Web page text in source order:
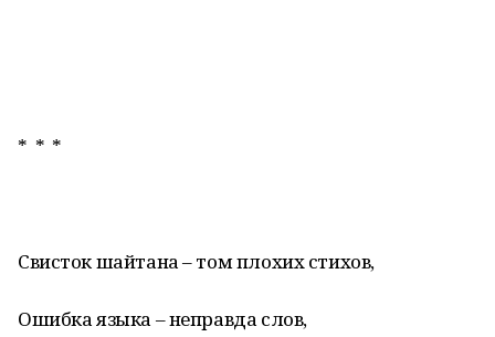
* * *
Свисток шайтана – том плохих стихов,
Ошибка языка – неправда слов,